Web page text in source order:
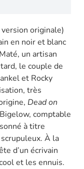
originale)
en noir et blanc
un artisan
le couple de
et Rocky
très
Dead on
comptable
à titre
À la
d’un écrivain
et les ennuis.